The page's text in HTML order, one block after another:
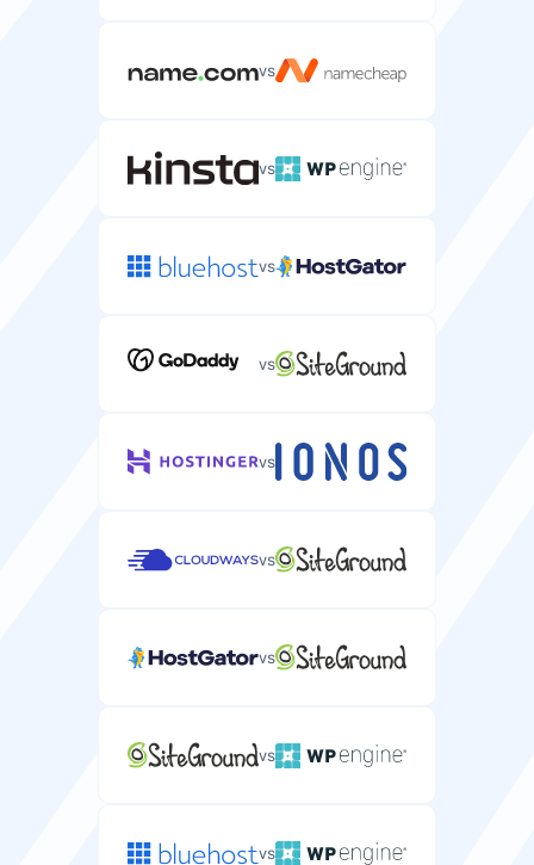
vs
vs
vs
vs
vs
vs
vs
vs
vs